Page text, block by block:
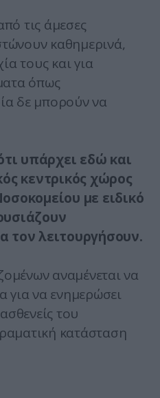
τις άμεσες
καθημερινά,
τους και για
όπως
δε μπορούν να
υπάρχει εδώ και
κεντρικός χώρος
με ειδικό
τον λειτουργήσουν.
αναμένεται να
για να ενημερώσει
του
κατάσταση